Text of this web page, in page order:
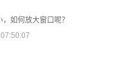
如何放大窗口呢？